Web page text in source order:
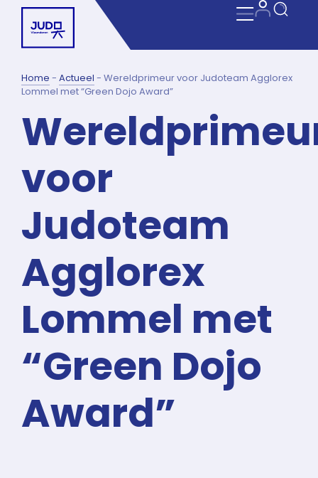
Home - Actueel - Wereldprimeur voor Judoteam Agglorex
Lommel met “Green Dojo Award”
voor
Judoteam
Agglorex
Lommel met
“Green Dojo
Award”